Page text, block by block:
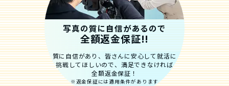
写真の質に自信があるので
全額返金保証!!
質に自信があり、皆さんに安心して就活に
挑戦してほしいので、満足できなければ
全額返金保証！
※返金保証には適用条件があります